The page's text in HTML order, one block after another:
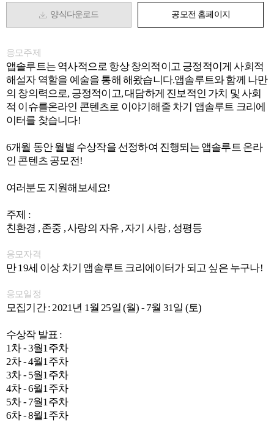
양식다운로드 공모전 홈페이지
응모주제
앱솔루트는 역사적으로 항상 창의적이고 긍정적이게 사회적
해설자 역할을 예술을 통해 해왔습니다.앱솔루트와 함께 나만
의 창의력으로, 긍정적이고, 대담하게 진보적인 가치 및 사회
적 이슈를온라인 콘텐츠로 이야기해줄 차기 앱솔루트 크리에
이터를 찾습니다!
6개월 동안 월별 수상작을 선정하여 진행되는 앱솔루트 온라
인 콘텐츠 공모전!
여러분도 지원해보세요!
주제 :
친환경 , 존중 , 사랑의 자유 , 자기 사랑 , 성평등
응모자격
만 19세 이상 차기 앱솔루트 크리에이터가 되고 싶은 누구나!
응모일정
모집기간 : 2021년 1월 25일 (월) - 7월 31일 (토)
수상작 발표 :
1차 - 3월1주차
2차 - 4월1주차
3차 - 5월1주차
4차 - 6월1주차
5차 - 7월1주차
6차 - 8월1주차